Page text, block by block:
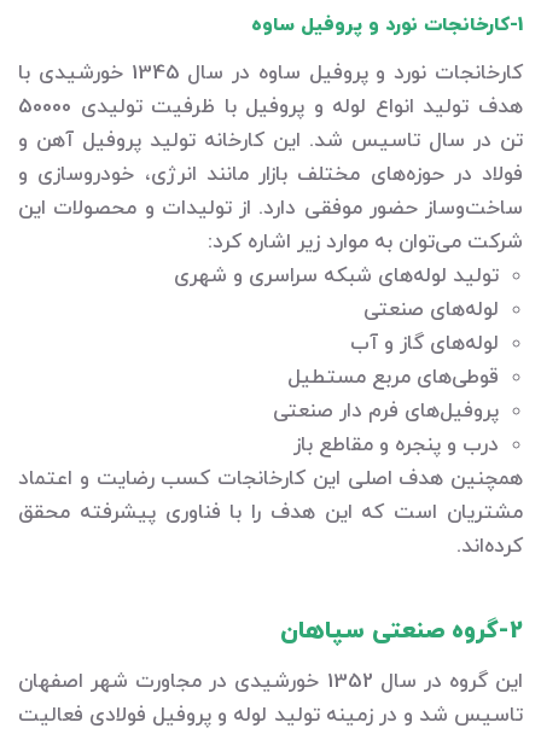
1-کارخانجات نورد و پروفیل ساوه
کارخانجات نورد و پروفیل ساوه در سال 1345 خورشیدی با
هدف تولید انواع لوله و پروفیل با ظرفیت تولیدی 50000
تن در سال تاسیس شد. این کارخانه تولید پروفیل آهن و
فولاد در حوزه‌های مختلف بازار مانند انرژی، خودروسازی و
ساخت‌وساز حضور موفقی دارد. از تولیدات و محصولات این
شرکت می‌توان به موارد زیر اشاره کرد:
تولید لوله‌های شبکه سراسری و شهری
لوله‌های صنعتی
لوله‌های گاز و آب
قوطی‌های مربع مستطیل
پروفیل‌های فرم دار صنعتی
درب و پنجره و مقاطع باز
همچنین هدف اصلی این کارخانجات کسب رضایت و اعتماد
مشتریان است که این هدف را با فناوری پیشرفته محقق
کرده‌اند.
2-گروه صنعتی سپاهان
این گروه در سال 1352 خورشیدی در مجاورت شهر اصفهان
تاسیس شد و در زمینه تولید لوله و پروفیل فولادی فعالیت